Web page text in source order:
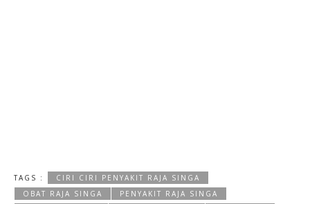
TAGS :
CIRI CIRI PENYAKIT RAJA SINGA
OBAT RAJA SINGA
PENYAKIT RAJA SINGA